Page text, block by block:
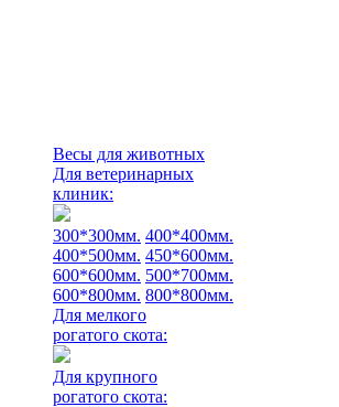
Весы для животных
Для ветеринарных
клиник:
300*300мм. 400*400мм.
400*500мм. 450*600мм.
600*600мм. 500*700мм.
600*800мм. 800*800мм.
Для мелкого
рогатого скота:
Для крупного
рогатого скота: